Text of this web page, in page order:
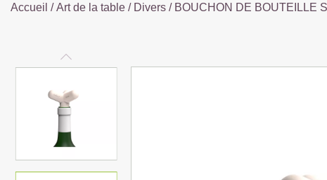
Accueil /Art de la table / Divers / BOUCHON DE BOUTEILLE